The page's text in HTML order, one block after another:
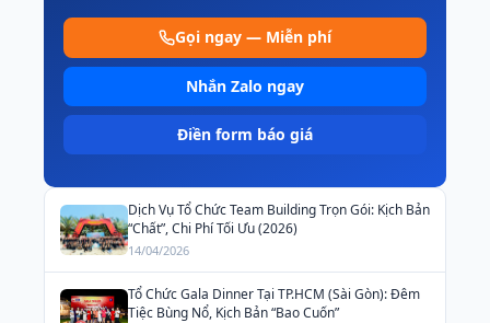
Gọi ngay — Miễn phí
Nhắn Zalo ngay
Điền form báo giá
Dịch Vụ Tổ Chức Team Building Trọn Gói: Kịch Bản
“Chất”, Chi Phí Tối Ưu (2026)
14/04/2026
Tổ Chức Gala Dinner Tại TP.HCM (Sài Gòn): Đêm
Tiệc Bùng Nổ, Kịch Bản “Bao Cuốn”